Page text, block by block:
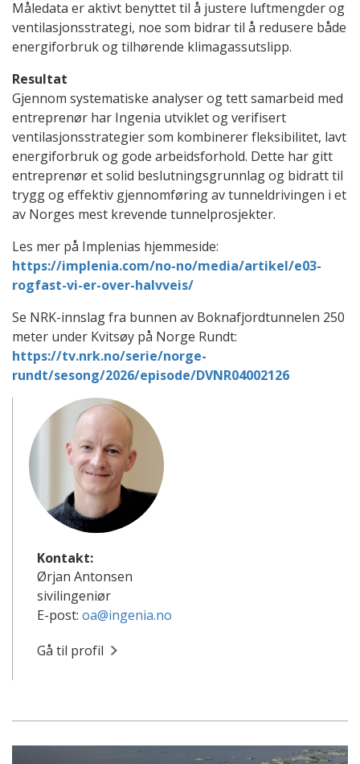
Måledata er aktivt benyttet til å justere luftmengder og
ventilasjonsstrategi, noe som bidrar til å redusere både
energiforbruk og tilhørende klimagassutslipp.
Resultat
Gjennom systematiske analyser og tett samarbeid med
entreprenør har Ingenia utviklet og verifisert
ventilasjonsstrategier som kombinerer fleksibilitet, lavt
energiforbruk og gode arbeidsforhold. Dette har gitt
entreprenør et solid beslutningsgrunnlag og bidratt til
trygg og effektiv gjennomføring av tunneldrivingen i et
av Norges mest krevende tunnelprosjekter.
Les mer på Implenias hjemmeside:
https://implenia.com/no-no/media/artikel/e03-
rogfast-vi-er-over-halvveis/
Se NRK-innslag fra bunnen av Boknafjordtunnelen 250
meter under Kvitsøy på Norge Rundt:
https://tv.nrk.no/serie/norge-
rundt/sesong/2026/episode/DVNR04002126
Kontakt:
Ørjan Antonsen
sivilingeniør
E-post: oa@ingenia.no
Gå til profil